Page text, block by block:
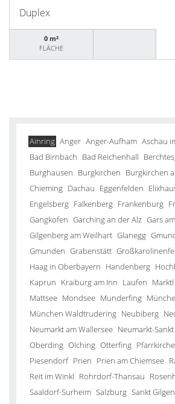
Duplex
0 m²
FLÄCHE
Ainring Anger Anger-Aufham Aschau
Bad Birnbach Bad Reichenhall
Burghausen Burgkirchen Burgkirchen
Chieming Dachau Eggenfelden
Engelsberg Falkenberg Frankenburg
Gangkofen Garching an der Alz Gars
Gilgenberg am Weilhart Glanegg
Gmunden Grabenstätt
Haag in Oberbayern Handenberg
Kaprun Kraiburg am Inn Laufen Marktl
Mattsee Mondsee Munderfing
München Waldtrudering Neubiberg
Neumarkt am Wallersee Neumarkt-
Oberding Olching Otterfing
Piesendorf Prien Prien am Chiemsee
Reit im Winkl Rohrdorf-Thansau
Saaldorf-Surheim Salzburg Sankt Gilgen